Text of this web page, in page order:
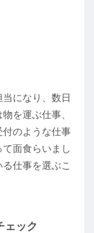
になり、数日
を運ぶ仕事、
付のような仕事
面食らいまし
仕事を選ぶこ
ェック